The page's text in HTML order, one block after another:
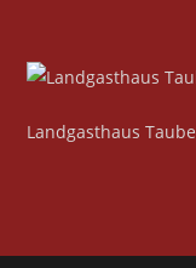
Landgasthaus